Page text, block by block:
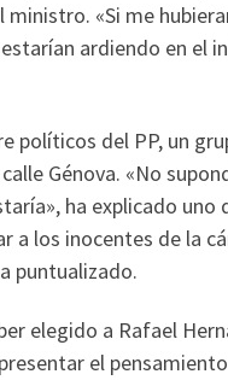
«Si me
ardiendo en el
políticos del PP, un
Génova. «No
ha explicado uno
a los inocentes de la
puntualizado.
elegido a Rafael
el